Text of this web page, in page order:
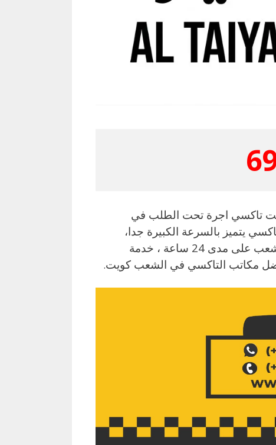
تاكسي اجرة تحت الطلب في
يتميز بالسرعة الكبيرة جدا،
يمكنك طلب سيارة الاجرة التاكسي في أي وقت في الشعب على مدى 24 ساعة ، خدمة
مكاتب التاكسي في الشعب كويت.